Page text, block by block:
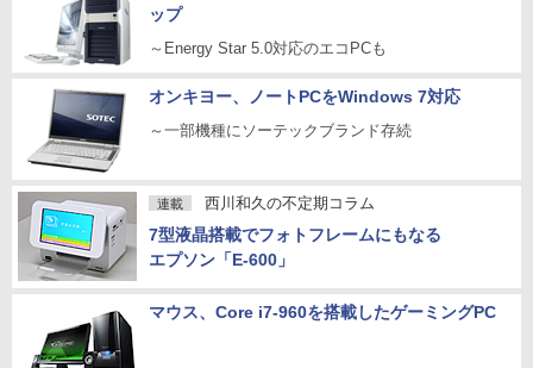
ップ
～Energy Star 5.0対応のエコPCも
オンキヨー、ノートPCをWindows 7対応
～一部機種にソーテックブランド存続
連載 西川和久の不定期コラム
7型液晶搭載でフォトフレームにもなる
エプソン「E-600」
マウス、Core i7-960を搭載したゲーミングPC